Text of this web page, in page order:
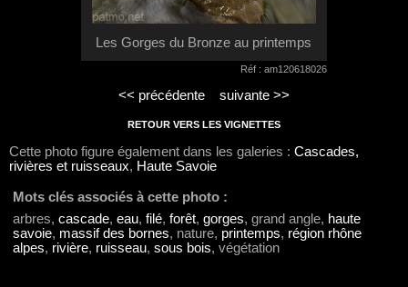
Les Gorges du Bronze au printemps
Réf : am120618026
<< précédente suivante >>
RETOUR VERS LES VIGNETTES
Cette photo figure également dans les galeries : Cascades,
rivières et ruisseaux, Haute Savoie
Mots clés associés à cette photo :
arbres, cascade, eau, filé, forêt, gorges, grand angle, haute
savoie, massif des bornes, nature, printemps, région rhône
alpes, rivière, ruisseau, sous bois, végétation